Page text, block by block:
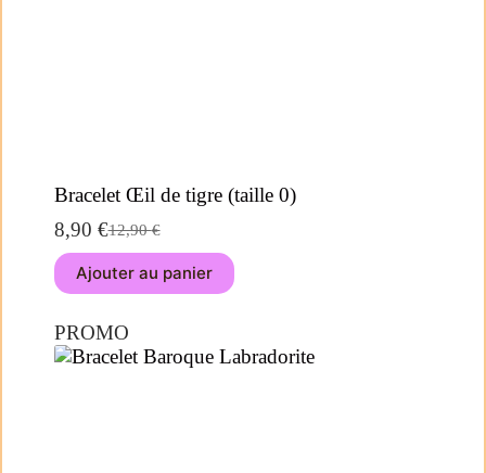
Bracelet Œil de tigre (taille 0)
12,90€
8,90 €
Ajouter au panier
PROMO